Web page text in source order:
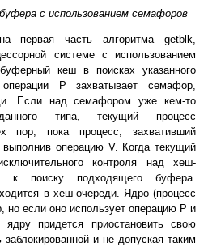
с использованием семафоров
первая часть алгоритма getblk,
системе с использованием
кеш в поисках указанного
P захватывает семафор,
Если над семафором уже кем-то
типа, текущий процесс
пор, пока процесс, захвативший
операцию V. Когда текущий
контроля над хеш-
к поиску подходящего буфера.
в хеш-очереди. Ядро (процесс
но если оно использует операцию P и
придется приостановить свою
и не допуская таким